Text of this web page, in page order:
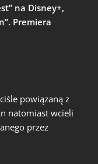
na Disney+,
Premiera
powiązaną z
natomiast wcieli
przez